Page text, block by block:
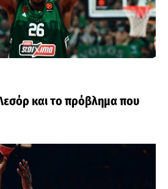
και το πρόβλημα που